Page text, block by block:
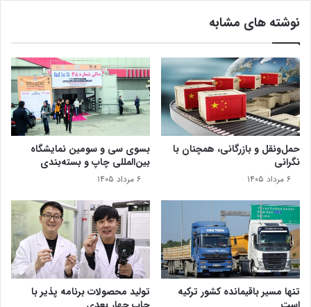
ی
خ
و
د
ر
ا
و
ا
ر
د
ی
د
نوشته های مشابه
حمل‌ونقل و بازرگانی، همچنان با
نگرانی
۶ مرداد ۱۴۰۵
بسوی سی و سومین نمایشگاه
بین‌المللی چاپ و بسته‌بندی
۶ مرداد ۱۴۰۵
تنها مسیر باقیمانده کشور ترکیه
تولید محصولات برنامه پذیر با